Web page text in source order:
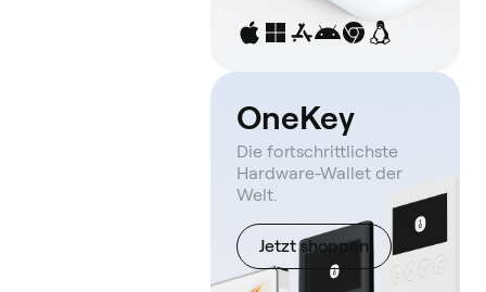
OneKey
Die fortschrittlichste
Hardware-Wallet der
Welt.
Jetzt shoppen